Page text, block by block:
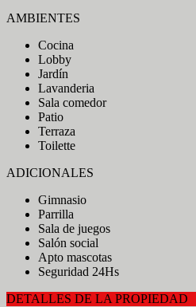
AMBIENTES
Cocina
Lobby
Jardín
Lavanderia
Sala comedor
Patio
Terraza
Toilette
ADICIONALES
Gimnasio
Parrilla
Sala de juegos
Salón social
Apto mascotas
Seguridad 24Hs
DETALLES DE LA PROPIEDAD